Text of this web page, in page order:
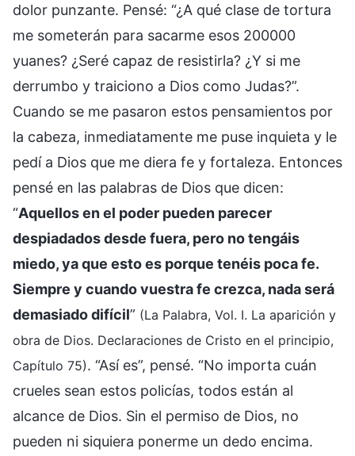
dolor punzante. Pensé: “¿A qué clase de tortura
me someterán para sacarme esos 200000
yuanes? ¿Seré capaz de resistirla? ¿Y si me
derrumbo y traiciono a Dios como Judas?”.
Cuando se me pasaron estos pensamientos por
la cabeza, inmediatamente me puse inquieta y le
pedí a Dios que me diera fe y fortaleza. Entonces
pensé en las palabras de Dios que dicen:
“Aquellos en el poder pueden parecer
despiadados desde fuera, pero no tengáis
miedo, ya que esto es porque tenéis poca fe.
Siempre y cuando vuestra fe crezca, nada será
demasiado difícil” (La Palabra, Vol. I. La aparición y
obra de Dios. Declaraciones de Cristo en el principio,
Capítulo 75). “Así es”, pensé. “No importa cuán
crueles sean estos policías, todos están al
alcance de Dios. Sin el permiso de Dios, no
pueden ni siquiera ponerme un dedo encima.